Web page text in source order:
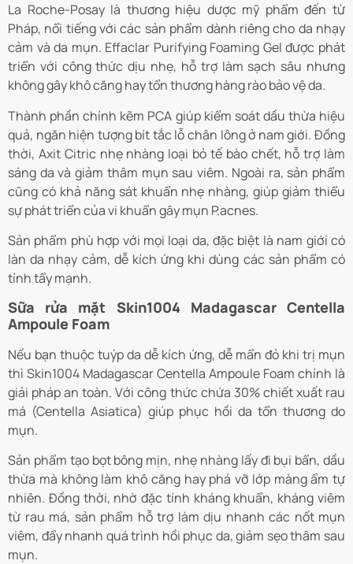
La Roche-Posay là thương hiệu dược mỹ phẩm đến từ
Pháp, nổi tiếng với các sản phẩm dành riêng cho da nhạy
cảm và da mụn. Effaclar Purifying Foaming Gel được phát
triển với công thức dịu nhẹ, hỗ trợ làm sạch sâu nhưng
không gây khô căng hay tổn thương hàng rào bảo vệ da.
Thành phần chính kẽm PCA giúp kiểm soát dầu thừa hiệu
quả, ngăn hiện tượng bít tắc lỗ chân lông ở nam giới. Đồng
thời, Axit Citric nhẹ nhàng loại bỏ tế bào chết, hỗ trợ làm
sáng da và giảm thâm mụn sau viêm. Ngoài ra, sản phẩm
cũng có khả năng sát khuẩn nhẹ nhàng, giúp giảm thiểu
sự phát triển của vi khuẩn gây mụn P.acnes.
Sản phẩm phù hợp với mọi loại da, đặc biệt là nam giới có
làn da nhạy cảm, dễ kích ứng khi dùng các sản phẩm có
tính tẩy mạnh.
Sữa rửa mặt Skin1004 Madagascar Centella
Ampoule Foam
Nếu bạn thuộc tuýp da dễ kích ứng, dễ mẩn đỏ khi trị mụn
thì Skin1004 Madagascar Centella Ampoule Foam chính là
giải pháp an toàn. Với công thức chứa 30% chiết xuất rau
má (Centella Asiatica) giúp phục hồi da tổn thương do
mụn.
Sản phẩm tạo bọt bông mịn, nhẹ nhàng lấy đi bụi bẩn, dầu
thừa mà không làm khô căng hay phá vỡ lớp màng ẩm tự
nhiên. Đồng thời, nhờ đặc tính kháng khuẩn, kháng viêm
từ rau má, sản phẩm hỗ trợ làm dịu nhanh các nốt mụn
viêm, đẩy nhanh quá trình hồi phục da, giảm sẹo thâm sau
mụn.